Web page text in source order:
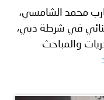
محمد الشامسي،
في شرطة دبي،
والمباحث